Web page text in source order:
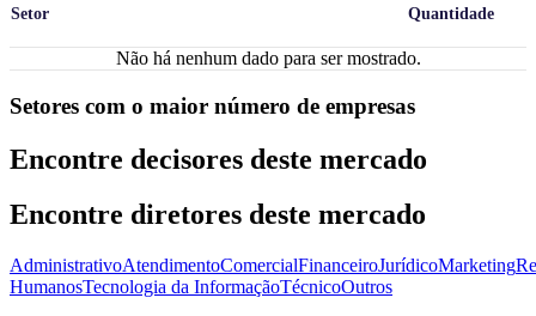
Setor Quantidade
Não há nenhum dado para ser mostrado.
Setores com o maior número de empresas
Encontre decisores deste mercado
Encontre diretores deste mercado
AdministrativoAtendimentoComercialFinanceiroJurídicoMarketing
HumanosTecnologia da InformaçãoTécnicoOutros